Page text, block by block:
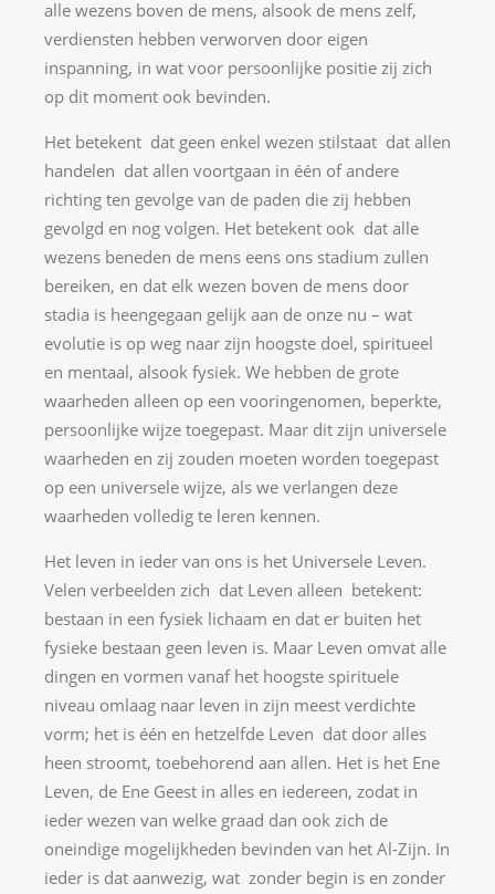
alle wezens boven de mens, alsook de mens zelf,
verdiensten hebben verworven door eigen
inspanning, in wat voor persoonlijke positie zij zich
op dit moment ook bevinden.
Het betekent dat geen enkel wezen stilstaat dat allen
handelen dat allen voortgaan in één of andere
richting ten gevolge van de paden die zij hebben
gevolgd en nog volgen. Het betekent ook dat alle
wezens beneden de mens eens ons stadium zullen
bereiken, en dat elk wezen boven de mens door
stadia is heengegaan gelijk aan de onze nu – wat
evolutie is op weg naar zijn hoogste doel, spiritueel
en mentaal, alsook fysiek. We hebben de grote
waarheden alleen op een vooringenomen, beperkte,
persoonlijke wijze toegepast. Maar dit zijn universele
waarheden en zij zouden moeten worden toegepast
op een universele wijze, als we verlangen deze
waarheden volledig te leren kennen.
Het leven in ieder van ons is het Universele Leven.
Velen verbeelden zich dat Leven alleen betekent:
bestaan in een fysiek lichaam en dat er buiten het
fysieke bestaan geen leven is. Maar Leven omvat alle
dingen en vormen vanaf het hoogste spirituele
niveau omlaag naar leven in zijn meest verdichte
vorm; het is één en hetzelfde Leven dat door alles
heen stroomt, toebehorend aan allen. Het is het Ene
Leven, de Ene Geest in alles en iedereen, zodat in
ieder wezen van welke graad dan ook zich de
oneindige mogelijkheden bevinden van het Al-Zijn. In
ieder is dat aanwezig, wat zonder begin is en zonder